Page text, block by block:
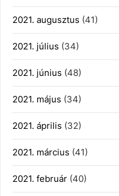
2021. augusztus (41)
2021. július (34)
2021. június (48)
2021. május (34)
2021. április (32)
2021. március (41)
2021. február (40)